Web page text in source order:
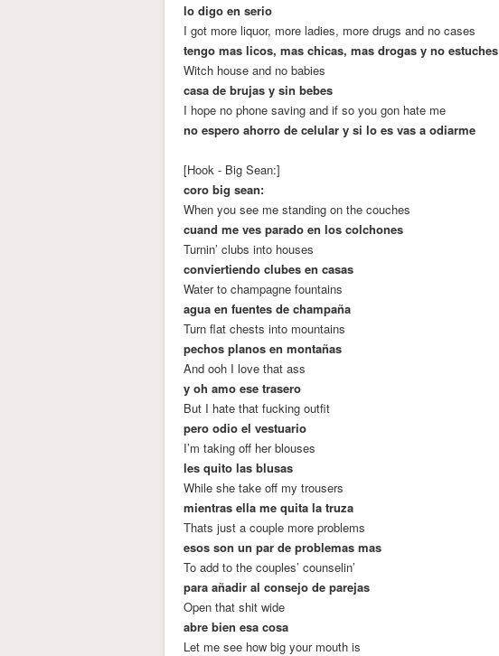
lo digo en serio
I got more liquor, more ladies, more drugs and no cases
tengo mas licos, mas chicas, mas drogas y no estuches
Witch house and no babies
casa de brujas y sin bebes
I hope no phone saving and if so you gon hate me
no espero ahorro de celular y si lo es vas a odiarme
[Hook - Big Sean:]
coro big sean:
When you see me standing on the couches
cuand me ves parado en los colchones
Turnin’ clubs into houses
conviertiendo clubes en casas
Water to champagne fountains
agua en fuentes de champaña
Turn flat chests into mountains
pechos planos en montañas
And ooh I love that ass
y oh amo ese trasero
But I hate that fucking outfit
pero odio el vestuario
I’m taking off her blouses
les quito las blusas
While she take off my trousers
mientras ella me quita la truza
Thats just a couple more problems
esos son un par de problemas mas
To add to the couples’ counselin’
para añadir al consejo de parejas
Open that shit wide
abre bien esa cosa
Let me see how big your mouth is